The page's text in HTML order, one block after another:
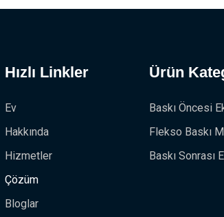
Hızlı Linkler
Ev
Hakkında
Hizmetler
Çözüm
Bloglar
Ürün
Baskı Öncesi
Flekso Baskı
Baskı Sonrası